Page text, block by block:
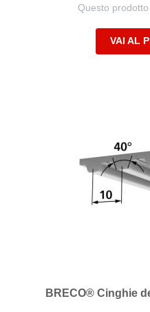
Questo
VAI AL
BRECO® Cinghie